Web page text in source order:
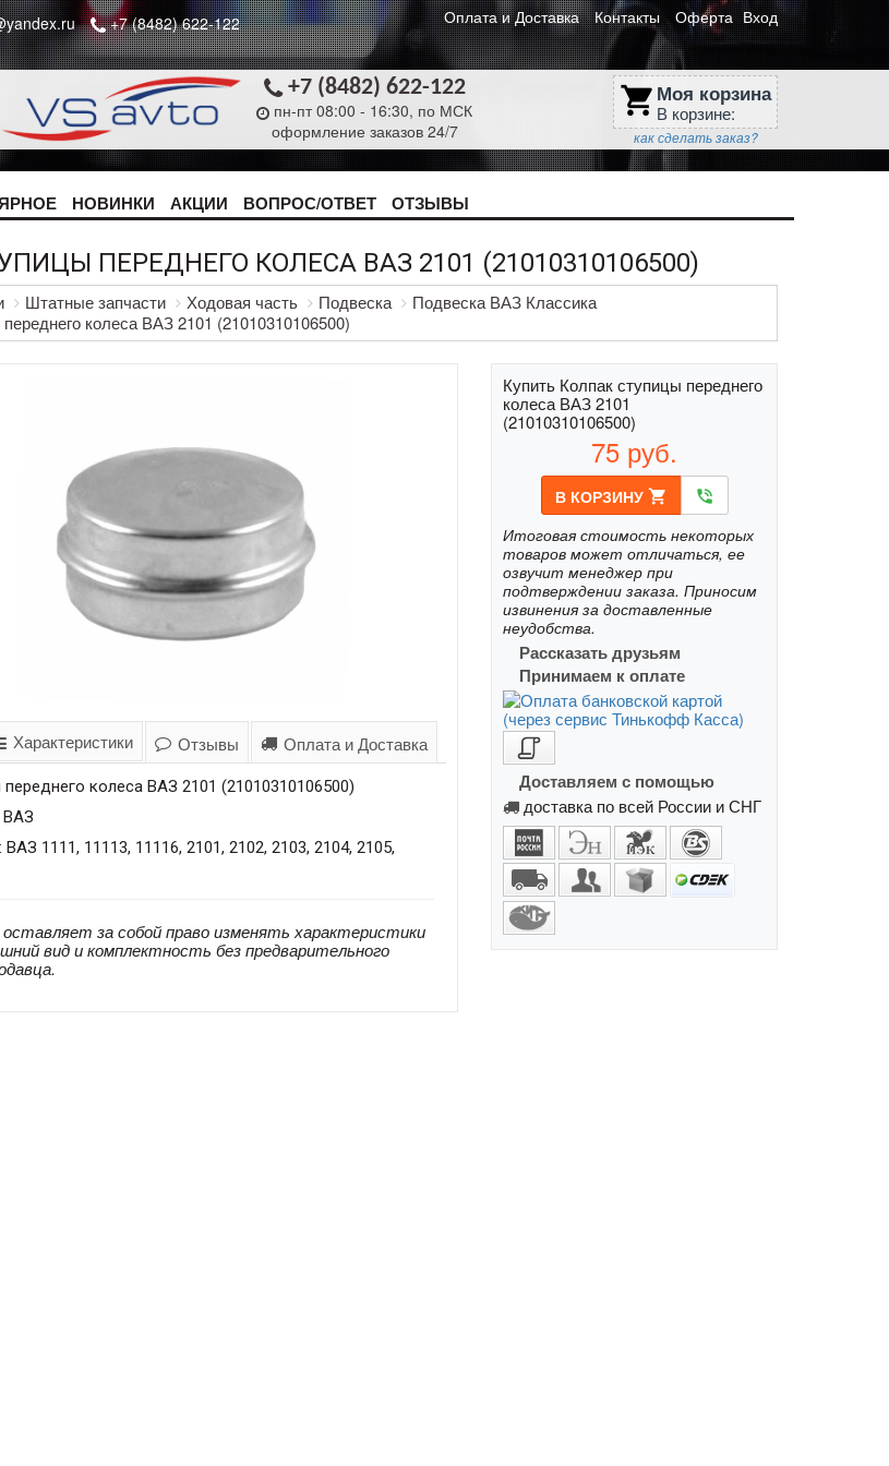
+7 (8482) 622-122 Оплата и Доставка Контакты Оферта Вход
+7 (8482) 622-122
пн-пт 08:00 - 16:30, по МСК
оформление заказов 24/7
shopping_cart Моя корзина
В корзине:
как сделать заказ?
НОВИНКИ АКЦИИ ВОПРОС/ОТВЕТ ОТЗЫВЫ
ПЕРЕДНЕГО КОЛЕСА ВАЗ 2101 (21010310106500)
Штатные запчасти Ходовая часть Подвеска
Подвеска ВАЗ Классика
колеса ВАЗ 2101 (21010310106500)
Характеристики Отзывы Оплата и Доставка
колеса ВАЗ 2101 (21010310106500)
ВАЗ
1111, 11113, 11116, 2101, 2102, 2103, 2104, 2105,
за собой право изменять характеристики
вид и комплектность без предварительного
Купить Колпак ступицы переднего
колеса ВАЗ 2101
(21010310106500)
75 руб.
В КОРЗИНУ shopping_cart phone_in_talk
Итоговая стоимость некоторых
товаров может отличаться, ее
озвучит менеджер при
подтверждении заказа. Приносим
извинения за доставленные
неудобства.
Рассказать друзьям
Принимаем к оплате
Доставляем с помощью
доставка по всей России и СНГ